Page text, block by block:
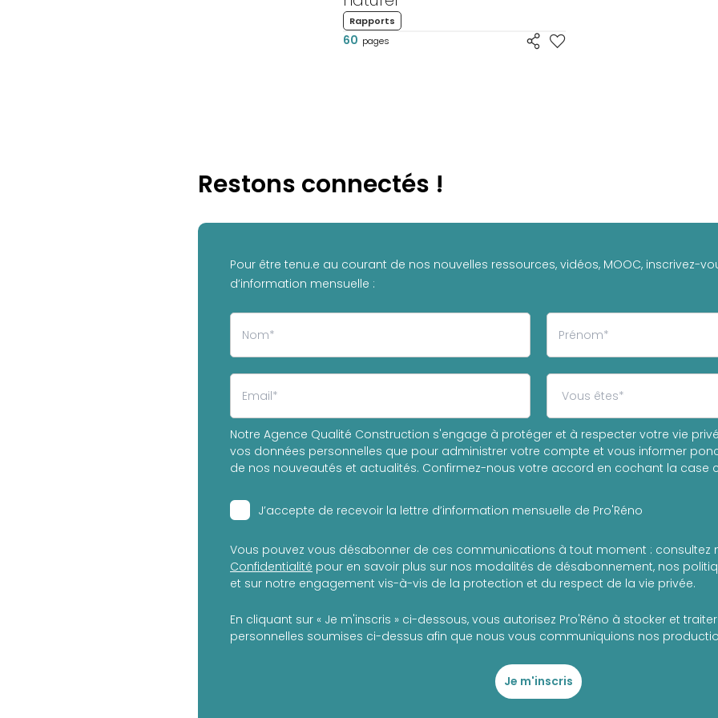
Rapports
60 pages
Restons connectés !
Pour être tenu.e au courant de nos nouvelles ressources, vidéos, MOOC, inscrivez-
d’information mensuelle :
Notre Agence Qualité Construction s'engage à protéger et à respecter votre vie
vos données personnelles que pour administrer votre compte et vous informer
de nos nouveautés et actualités. Confirmez-nous votre accord en cochant la case
J’accepte de recevoir la lettre d’information mensuelle de Pro'Réno
Vous pouvez vous désabonner de ces communications à tout moment : consultez
Confidentialité pour en savoir plus sur nos modalités de désabonnement, nos
et sur notre engagement vis-à-vis de la protection et du respect de la vie privée.
En cliquant sur « Je m'inscris » ci-dessous, vous autorisez Pro'Réno à stocker et
personnelles soumises ci-dessus afin que nous vous communiquions nos
Je m'inscris